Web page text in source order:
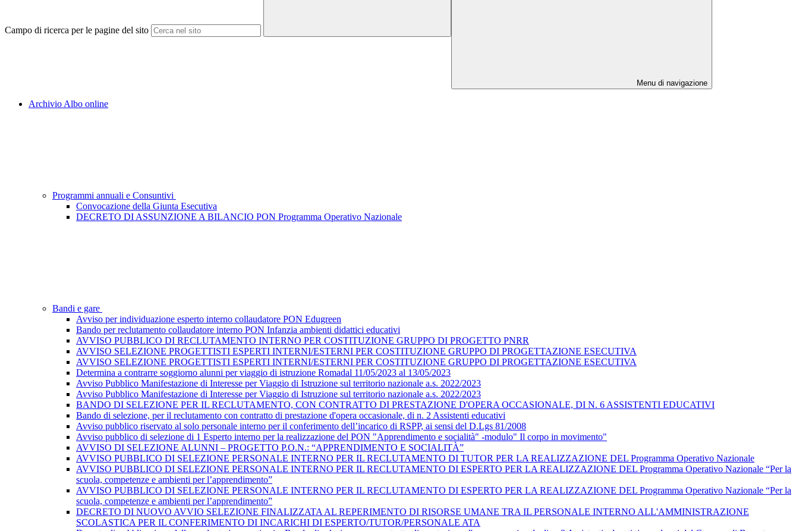
Campo di ricerca per le pagine del sito
Menu di navigazione
Archivio Albo online
Programmi annuali e Consuntivi
Convocazione della Giunta Esecutiva
DECRETO DI ASSUNZIONE A BILANCIO PON Programma Operativo Nazionale
Bandi e gare
Avviso per individuazione esperto interno collaudatore PON Edugreen
Bando per reclutamento collaudatore interno PON Infanzia ambienti didattici educativi
AVVISO PUBBLICO DI RECLUTAMENTO INTERNO PER COSTITUZIONE GRUPPO DI PROGETTO PNRR
AVVISO SELEZIONE PROGETTISTI ESPERTI INTERNI/ESTERNI PER COSTITUZIONE GRUPPO DI PROGETTAZIONE ESECUTIVA
AVVISO SELEZIONE PROGETTISTI ESPERTI INTERNI/ESTERNI PER COSTITUZIONE GRUPPO DI PROGETTAZIONE ESECUTIVA
Determina a contrarre soggiorno alunni per viaggio di istruzione Romadal 11/05/2023 al 13/05/2023
Avviso Pubblico Manifestazione di Interesse per Viaggio di Istruzione sul territorio nazionale a.s. 2022/2023
Avviso Pubblico Manifestazione di Interesse per Viaggio di Istruzione sul territorio nazionale a.s. 2022/2023
BANDO DI SELEZIONE PER IL RECLUTAMENTO, CON CONTRATTO DI PRESTAZIONE D'OPERA OCCASIONALE, DI N. 6 ASSISTENTI EDUCATIVI
Bando di selezione, per il reclutamento con contratto di prestazione d'opera occasionale, di n. 2 Assistenti educativi
Avviso pubblico riservato al solo personale interno per il conferimento dell’incarico di RSPP, ai sensi del D.Lgs 81/2008
Avviso pubblico di selezione di 1 Esperto interno per la realizzazione del PON "Apprendimento e socialità" -modulo" Il corpo in movimento"
AVVISO DI SELEZIONE ALUNNI – PROGETTO P.O.N.: “APPRENDIMENTO E SOCIALITÀ”
AVVISO PUBBLICO DI SELEZIONE PERSONALE INTERNO PER IL RECLUTAMENTO DI TUTOR PER LA REALIZZAZIONE DEL Programma Operativo Nazionale
AVVISO PUBBLICO DI SELEZIONE PERSONALE INTERNO PER IL RECLUTAMENTO DI ESPERTO PER LA REALIZZAZIONE DEL Programma Operativo Nazionale “Per la
scuola, competenze e ambienti per l’apprendimento”
AVVISO PUBBLICO DI SELEZIONE PERSONALE INTERNO PER IL RECLUTAMENTO DI ESPERTO PER LA REALIZZAZIONE DEL Programma Operativo Nazionale “Per la
scuola, competenze e ambienti per l’apprendimento”
DECRETO DI NUOVO AVVIO SELEZIONE FINALIZZATA AL REPERIMENTO DI RISORSE UMANE TRA IL PERSONALE INTERNO ALL'AMMINISTRAZIONE
SCOLASTICA PER IL CONFERIMENTO DI INCARICHI DI ESPERTO/TUTOR/PERSONALE ATA